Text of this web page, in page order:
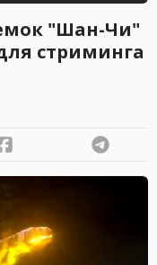
"Шан-Чи"
стриминга